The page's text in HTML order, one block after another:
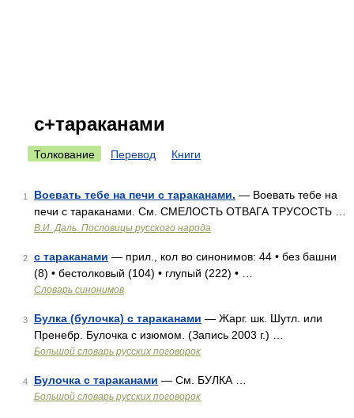
с+тараканами
Толкование Перевод Книги
1 Воевать тебе на печи с тараканами. — Воевать тебе на
печи с тараканами. См. СМЕЛОСТЬ ОТВАГА ТРУСОСТЬ …
В.И. Даль. Пословицы русского народа
2 с тараканами — прил., кол во синонимов: 44 • без башни
(8) • бестолковый (104) • глупый (222) • …
Словарь синонимов
3 Булка (булочка) с тараканами — Жарг. шк. Шутл. или
Пренебр. Булочка с изюмом. (Запись 2003 г.) …
Большой словарь русских поговорок
4 Булочка с тараканами — См. БУЛКА …
Большой словарь русских поговорок